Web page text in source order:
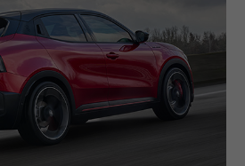
und gewährleistet ein
zwischen Leistung
Elektromotor und das
der Lenkung sind so optimiert,
ein ruhigeres Fahrgefühl
wurde entwickelt, um die